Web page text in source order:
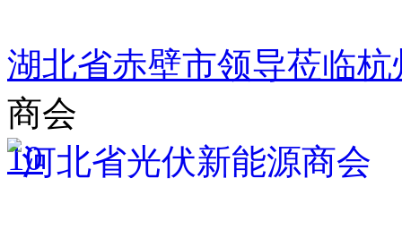
湖北省赤壁市领导莅临
商会
10